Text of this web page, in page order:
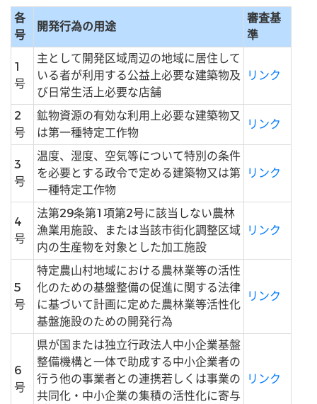
各
号
開発行為の用途
審査基
準
1
号
主として開発区域周辺の地域に居住して
いる者が利用する公益上必要な建築物及
び日常生活上必要な店舗
リンク
2
号
鉱物資源の有効な利用上必要な建築物又
は第一種特定工作物
リンク
3
号
温度、湿度、空気等について特別の条件
を必要とする政令で定める建築物又は第
一種特定工作物
リンク
4
号
法第29条第1項第2号に該当しない農林
漁業用施設、または当該市街化調整区域
内の生産物を対象とした加工施設
リンク
5
号
特定農山村地域における農林業等の活性
化のための基盤整備の促進に関する法律
に基づいて計画に定めた農林業等活性化
基盤施設のための開発行為
リンク
6
号
県が国または独立行政法人中小企業基盤
整備機構と一体で助成する中小企業者の
行う他の事業者との連携若しくは事業の
共同化・中小企業の集積の活性化に寄与
リンク